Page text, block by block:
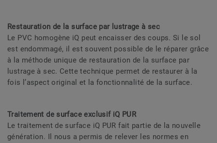
Restauration de la surface par lustrage à sec
Le PVC homogène iQ peut encaisser des coups. Si le sol
est endommagé, il est souvent possible de le réparer grâce
à la méthode unique de restauration de la surface par
lustrage à sec. Cette technique permet de restaurer à la
fois l’aspect original et la fonctionnalité de la surface.
Traitement de surface exclusif iQ PUR
Le traitement de surface iQ PUR fait partie de la nouvelle
génération. Il nous a permis de relever les normes en